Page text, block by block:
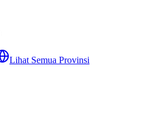
Lihat Semua Provinsi